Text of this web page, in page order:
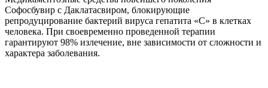
Софосбувир с Даклатасвиром, блокирующие
репродуцирование бактерий вируса гепатита «С» в клетках
человека. При своевременно проведенной терапии
гарантируют 98% излечение, вне зависимости от сложности и
характера заболевания.